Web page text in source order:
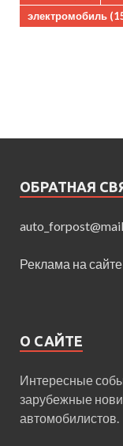
электромобиль
ОБРАТНАЯ
Реклама на сайте
О САЙТЕ
Интересные
зарубежные
автомобилистов.